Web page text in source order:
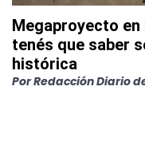
Megaproyecto
tenés que saber
histórica
PorRedacción Diario